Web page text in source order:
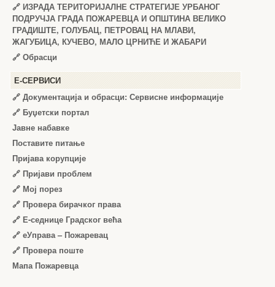
🔗 ИЗРАДА ТЕРИТОРИЈАЛНЕ СТРАТЕГИЈЕ УРБАНОГ
ПОДРУЧЈА ГРАДА ПОЖАРЕВЦА И ОПШТИНА ВЕЛИКО
ГРАДИШТЕ, ГОЛУБАЦ, ПЕТРОВАЦ НА МЛАВИ,
ЖАГУБИЦА, КУЧЕВО, МАЛО ЦРНИЋЕ И ЖАБАРИ
🔗 Обрасци
Е-СЕРВИСИ
🔗 Документација и обрасци: Сервисне информације
🔗 Буџетски портал
Јавне набавке
Поставите питање
Пријава корупције
🔗 Пријави проблем
🔗 Мој порез
🔗 Провера бирачког права
🔗 Е-седнице Градског већа
🔗 еУправа – Пожаревац
🔗 Провера поште
Мапа Пожаревца